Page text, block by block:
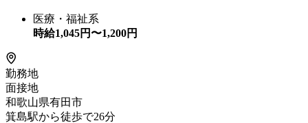
医療・福祉系
時給1,045円〜1,200円
勤務地
面接地
和歌山県有田市
箕島駅から徒歩で26分